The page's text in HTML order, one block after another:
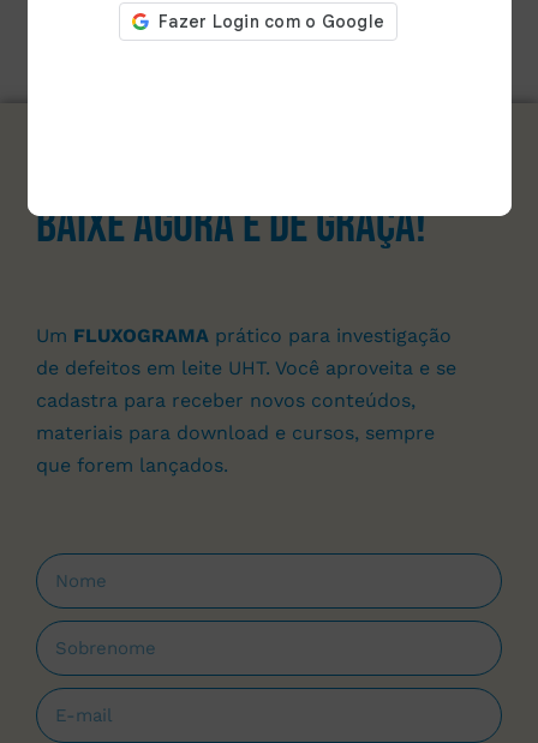
Baixe agora e de graça!
Um FLUXOGRAMA prático para investigação
de defeitos em leite UHT. Você aproveita e se
cadastra para receber novos conteúdos,
materiais para download e cursos, sempre
que forem lançados.